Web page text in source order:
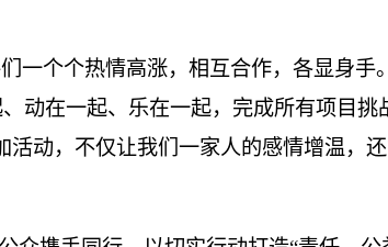
一个个热情高涨，相互合作，各显身手
动在一起、乐在一起，完成所有项目挑
动，不仅让我们一家人的感情增温，